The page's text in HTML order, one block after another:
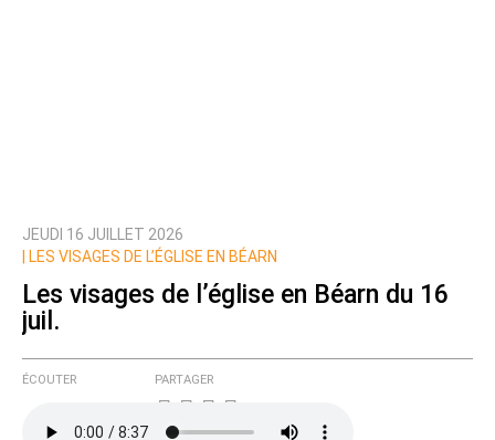
JEUDI 16 JUILLET 2026
LES VISAGES DE L’ÉGLISE EN BÉARN
Les visages de l’église en Béarn du 16
juil.
ÉCOUTER PARTAGER